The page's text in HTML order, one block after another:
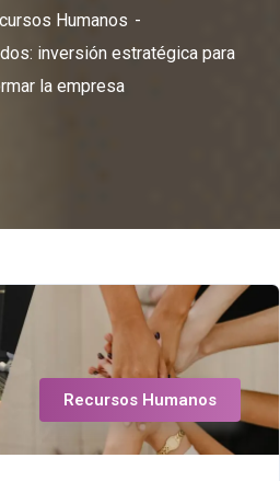
Humanos
inversión estratégica para
la empresa
Recursos Humanos